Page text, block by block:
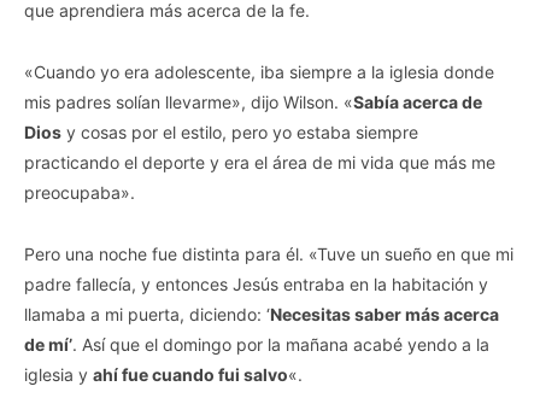
que aprendiera más acerca de la fe.
«Cuando yo era adolescente, iba siempre a la iglesia donde
mis padres solían llevarme», dijo Wilson. «Sabía acerca de
Dios y cosas por el estilo, pero yo estaba siempre
practicando el deporte y era el área de mi vida que más me
preocupaba».
Pero una noche fue distinta para él. «Tuve un sueño en que mi
padre fallecía, y entonces Jesús entraba en la habitación y
llamaba a mi puerta, diciendo: ‘Necesitas saber más acerca
de mí’. Así que el domingo por la mañana acabé yendo a la
iglesia y ahí fue cuando fui salvo«.